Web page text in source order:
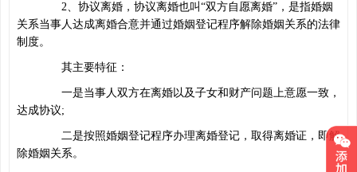
2、协议离婚，协议离婚也叫“双方自愿离婚”，是指婚姻
关系当事人达成离婚合意并通过婚姻登记程序解除婚姻关系的法律
制度。
其主要特征：
一是当事人双方在离婚以及子女和财产问题上意愿一致，
达成协议;
二是按照婚姻登记程序办理离婚登记，取得离婚证，即解
除婚姻关系。